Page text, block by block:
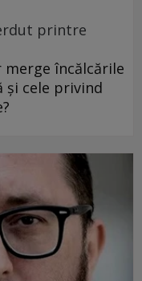
printre
încălcările
și cele privind